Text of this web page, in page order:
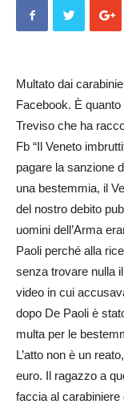
Multato dai
Facebook. È
Treviso che ha
Fb “Il Veneto
pagare la sanzione
una bestemmia, il
del nostro debito
uomini dell’Arma
Paoli perché alla
senza trovare nulla
video in cui
dopo De Paoli è
multa per le
L’atto non è un
euro. Il ragazzo a
faccia al